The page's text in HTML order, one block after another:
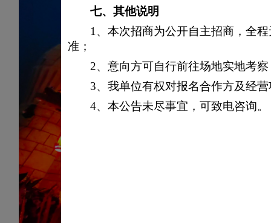
七、其他说明
1、本次招商为公开自主招商，全
准；
2、意向方可自行前往场地实地考
3、我单位有权对报名合作方及经
4、本公告未尽事宜，可致电咨询。